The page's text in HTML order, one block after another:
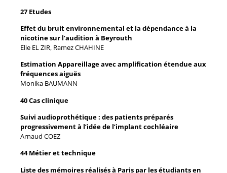
27 Etudes
Effet du bruit environnemental et la dépendance à la
nicotine sur l’audition à Beyrouth
Elie EL ZIR, Ramez CHAHINE
Estimation Appareillage avec amplification étendue aux
fréquences aiguës
Monika BAUMANN
40 Cas clinique
Suivi audioprothétique : des patients préparés
progressivement à l’idée de l’implant cochléaire
Arnaud COEZ
44 Métier et technique
Liste des mémoires réalisés à Paris par les étudiants en